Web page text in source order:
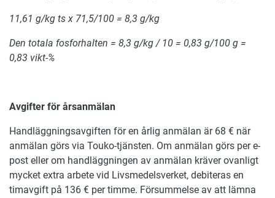
11,61 g/kg ts x 71,5/100 = 8,3 g/kg
Den totala fosforhalten = 8,3 g/kg / 10 = 0,83 g/100 g =
0,83 vikt-%
Avgifter för årsanmälan
Handläggningsavgiften för en årlig anmälan är 68 € när
anmälan görs via Touko-tjänsten. Om anmälan görs per e-
post eller om handläggningen av anmälan kräver ovanligt
mycket extra arbete vid Livsmedelsverket, debiteras en
timavgift på 136 € per timme. Försummelse av att lämna